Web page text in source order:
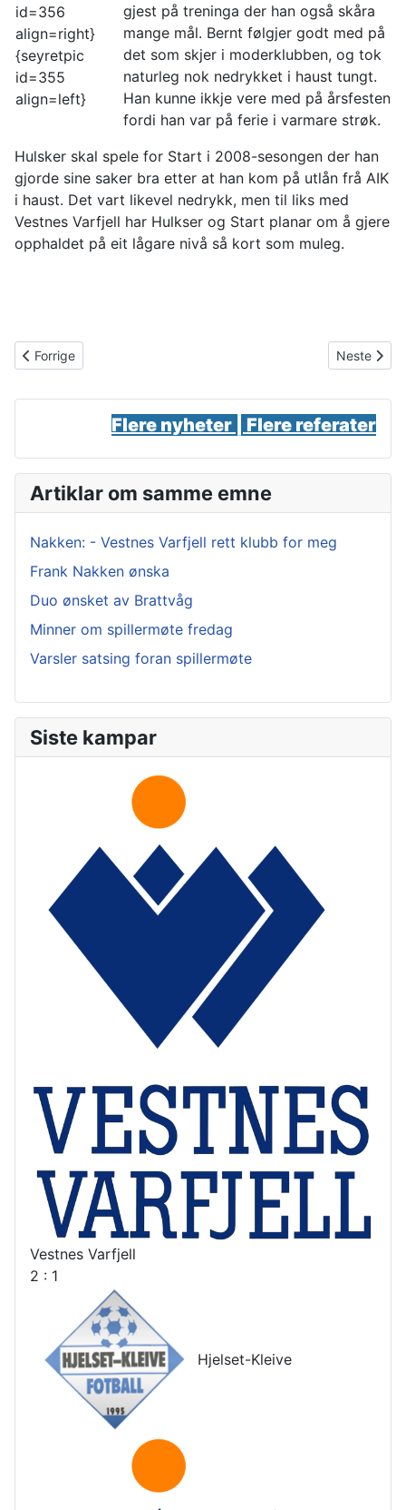
id=356
align=right}
{seyretpic
id=355
align=left}
gjest på treninga der han også skåra
mange mål. Bernt følgjer godt med på
det som skjer i moderklubben, og tok
naturleg nok nedrykket i haust tungt.
Han kunne ikkje vere med på årsfesten
fordi han var på ferie i varmare strøk.
Hulsker skal spele for Start i 2008-sesongen der han
gjorde sine saker bra etter at han kom på utlån frå AIK
i haust. Det vart likevel nedrykk, men til liks med
Vestnes Varfjell har Hulkser og Start planar om å gjere
opphaldet på eit lågare nivå så kort som muleg.
Forrige artikkel: Julekalenderen: Luke 14
Forrige Neste
Neste
Flere nyheter | Flere referater
Artiklar om samme emne
Nakken: - Vestnes Varfjell rett klubb for meg
Frank Nakken ønska
Duo ønsket av Brattvåg
Minner om spillermøte fredag
Varsler satsing foran spillermøte
Siste kampar
Vestnes Varfjell
2 : 1
Hjelset-Kleive